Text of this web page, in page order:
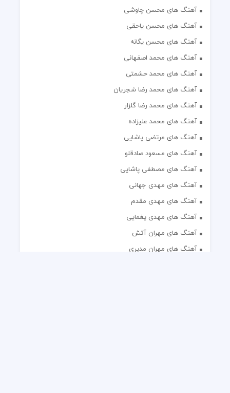
آهنگ های محسن چاوشی
آهنگ های محسن یاحقی
آهنگ های محسن یگانه
آهنگ های محمد اصفهانی
آهنگ های محمد حشمتی
آهنگ های محمد رضا شجریان
آهنگ های محمد رضا گلزار
آهنگ های محمد علیزاده
آهنگ های مرتضی پاشایی
آهنگ های مسعود صادقلو
آهنگ های مصطفی پاشایی
آهنگ های مهدی جهانی
آهنگ های مهدی مقدم
آهنگ های مهدی یغمایی
آهنگ های مهران آتش
آهنگ های مهران مدیری